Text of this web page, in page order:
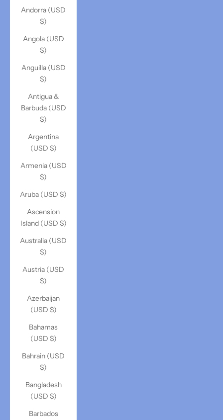
Andorra (USD
$)
Angola (USD
$)
Anguilla (USD
$)
Antigua &
Barbuda (USD
$)
Argentina
(USD $)
Armenia (USD
$)
Aruba (USD $)
Ascension
Island (USD $)
Australia (USD
$)
Austria (USD
$)
Azerbaijan
(USD $)
Bahamas
(USD $)
Bahrain (USD
$)
Bangladesh
(USD $)
Barbados